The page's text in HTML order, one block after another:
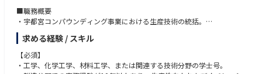
①高速・大容量
②低消費電力
③長距離伝送
⇒ 次世代インフラを支えるコア技術として急成長中です。
■同社の立ち位置
■職務概要
・​宇都宮コンパウンディング事業における生産技術の統括。
・生産性の向上、オペレーショナル・エクセレンス、および継続的改善の
取り組みを推進し、事業目標の達成を図る。
・技術チームを育成・統率し、高いパフォーマンスを発揮する技術組織を
構築する。
求める経験 / スキル
【必須】
・工学、化学工学、材料工学、または関連する技術分野の学士号。